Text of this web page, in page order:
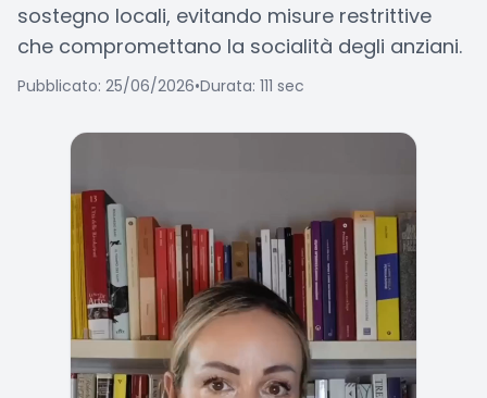
sostegno locali, evitando misure restrittive
che compromettano la socialità degli anziani.
Pubblicato: 25/06/2026•Durata: 111 sec